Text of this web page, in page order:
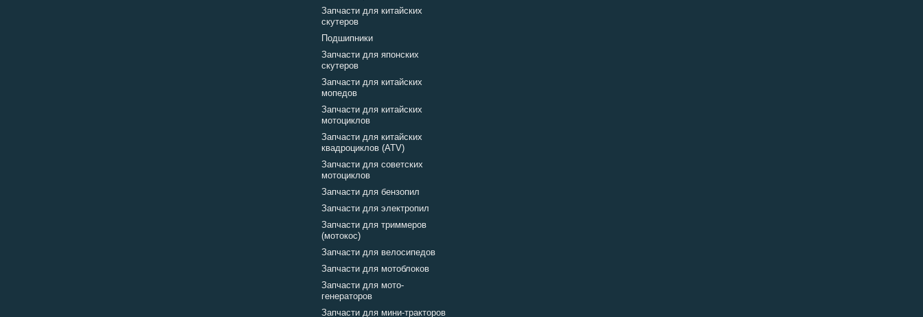
Запчасти для китайских
скутеров
Подшипники
Запчасти для японских
скутеров
Запчасти для китайских
мопедов
Запчасти для китайских
мотоциклов
Запчасти для китайских
квадроциклов (ATV)
Запчасти для советских
мотоциклов
Запчасти для бензопил
Запчасти для электропил
Запчасти для триммеров
(мотокос)
Запчасти для велосипедов
Запчасти для мотоблоков
Запчасти для мото-
генераторов
Запчасти для мини-тракторов